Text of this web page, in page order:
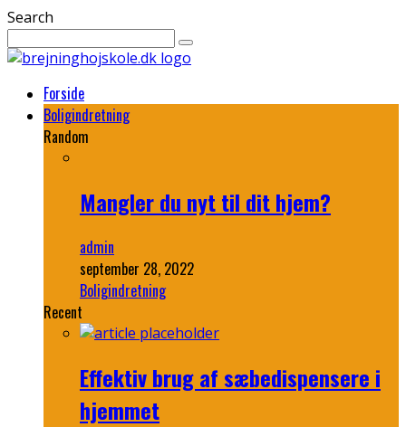
Search
Forside
Boligindretning
Random
Mangler du nyt til dit hjem?
admin
september 28, 2022
Boligindretning
Recent
Effektiv brug af sæbedispensere i
hjemmet